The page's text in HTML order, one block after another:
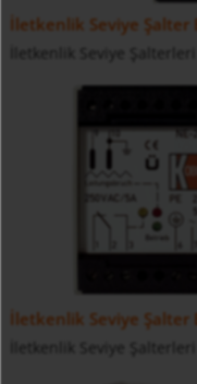
İletkenlik Seviye
İletkenlik Seviye
İletkenlik Seviye
İletkenlik Seviye